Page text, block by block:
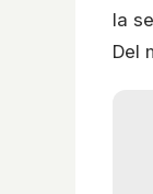
la
Del